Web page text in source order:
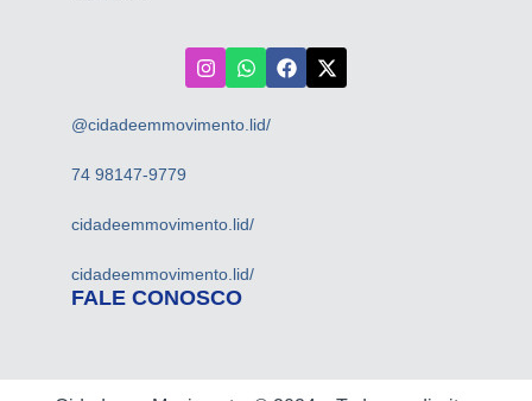
@cidadeemmovimento.lid/
74 98147-9779
cidadeemmovimento.lid/
cidadeemmovimento.lid/
FALE CONOSCO